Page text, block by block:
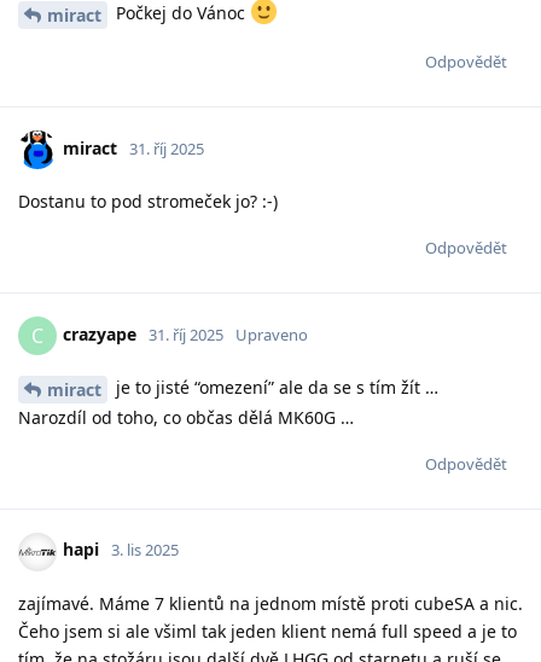
miract Počkej do Vánoc
Odpovědět
miract 31. říj 2025
Dostanu to pod stromeček jo? :-)
Odpovědět
C crazyape 31. říj 2025 Upraveno
miract
je to jisté “omezení” ale da se s tím žít …
Narozdíl od toho, co občas dělá MK60G …
Odpovědět
hapi 3. lis 2025
zajímavé. Máme 7 klientů na jednom místě proti cubeSA a nic.
Čeho jsem si ale všiml tak jeden klient nemá full speed a je to